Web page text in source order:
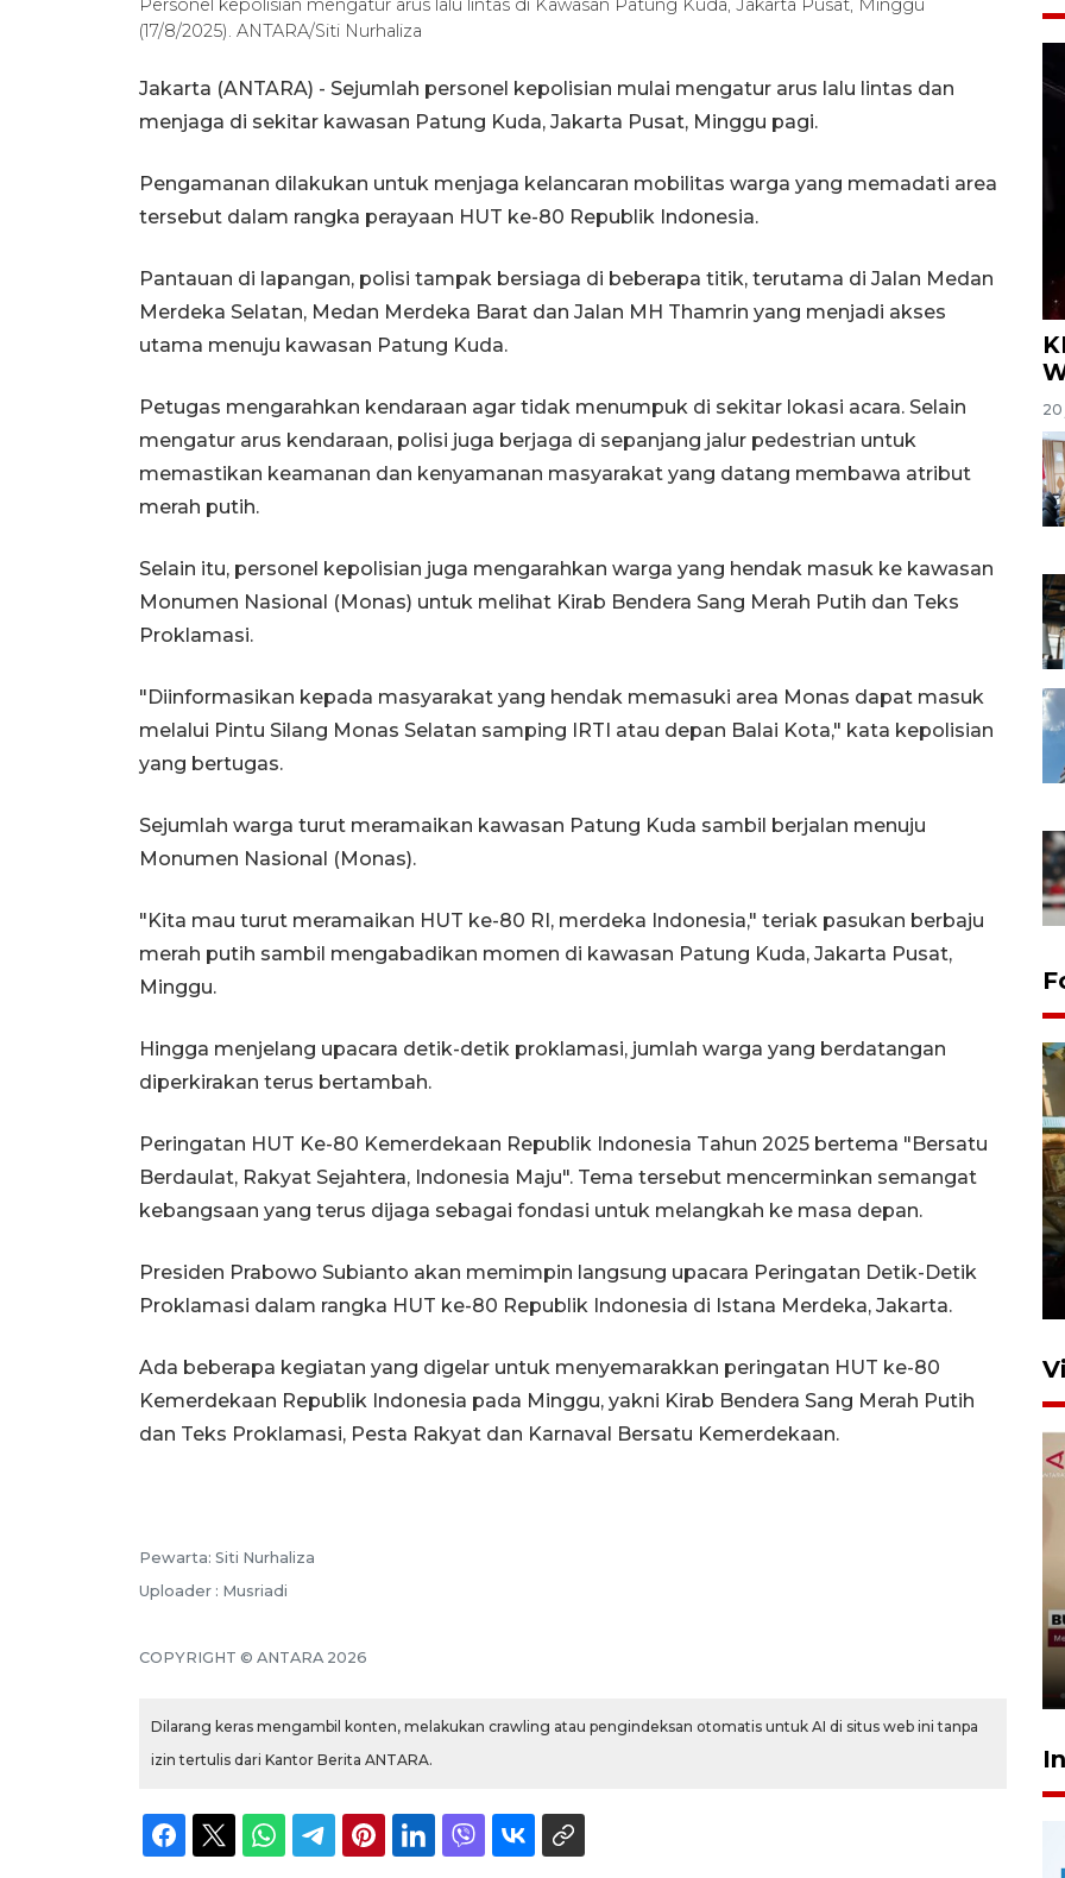
Personel kepolisian mengatur arus lalu lintas di Kawasan Patung Kuda, Jakarta Pusat, Minggu
(17/8/2025). ANTARA/Siti Nurhaliza
Jakarta (ANTARA) - Sejumlah personel kepolisian mulai mengatur arus lalu lintas dan
menjaga di sekitar kawasan Patung Kuda, Jakarta Pusat, Minggu pagi.
Pengamanan dilakukan untuk menjaga kelancaran mobilitas warga yang memadati area
tersebut dalam rangka perayaan HUT ke-80 Republik Indonesia.
Pantauan di lapangan, polisi tampak bersiaga di beberapa titik, terutama di Jalan Medan
Merdeka Selatan, Medan Merdeka Barat dan Jalan MH Thamrin yang menjadi akses
utama menuju kawasan Patung Kuda.
Petugas mengarahkan kendaraan agar tidak menumpuk di sekitar lokasi acara. Selain
mengatur arus kendaraan, polisi juga berjaga di sepanjang jalur pedestrian untuk
memastikan keamanan dan kenyamanan masyarakat yang datang membawa atribut
merah putih.
Selain itu, personel kepolisian juga mengarahkan warga yang hendak masuk ke kawasan
Monumen Nasional (Monas) untuk melihat Kirab Bendera Sang Merah Putih dan Teks
Proklamasi.
"Diinformasikan kepada masyarakat yang hendak memasuki area Monas dapat masuk
melalui Pintu Silang Monas Selatan samping IRTI atau depan Balai Kota," kata kepolisian
yang bertugas.
Sejumlah warga turut meramaikan kawasan Patung Kuda sambil berjalan menuju
Monumen Nasional (Monas).
"Kita mau turut meramaikan HUT ke-80 RI, merdeka Indonesia," teriak pasukan berbaju
merah putih sambil mengabadikan momen di kawasan Patung Kuda, Jakarta Pusat,
Minggu.
Hingga menjelang upacara detik-detik proklamasi, jumlah warga yang berdatangan
diperkirakan terus bertambah.
Peringatan HUT Ke-80 Kemerdekaan Republik Indonesia Tahun 2025 bertema "Bersatu
Berdaulat, Rakyat Sejahtera, Indonesia Maju". Tema tersebut mencerminkan semangat
kebangsaan yang terus dijaga sebagai fondasi untuk melangkah ke masa depan.
Presiden Prabowo Subianto akan memimpin langsung upacara Peringatan Detik-Detik
Proklamasi dalam rangka HUT ke-80 Republik Indonesia di Istana Merdeka, Jakarta.
Ada beberapa kegiatan yang digelar untuk menyemarakkan peringatan HUT ke-80
Kemerdekaan Republik Indonesia pada Minggu, yakni Kirab Bendera Sang Merah Putih
dan Teks Proklamasi, Pesta Rakyat dan Karnaval Bersatu Kemerdekaan.
Pewarta: Siti Nurhaliza
Uploader : Musriadi
COPYRIGHT © ANTARA 2026
Dilarang keras mengambil konten, melakukan crawling atau pengindeksan otomatis untuk AI di situs web ini tanpa
izin tertulis dari Kantor Berita ANTARA.
20
Foto: Lokasi ledakan bom
rakitan di Padang
15 Juli 2026 14:05